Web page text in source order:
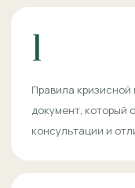
1
Правила
документ, который
консультации и